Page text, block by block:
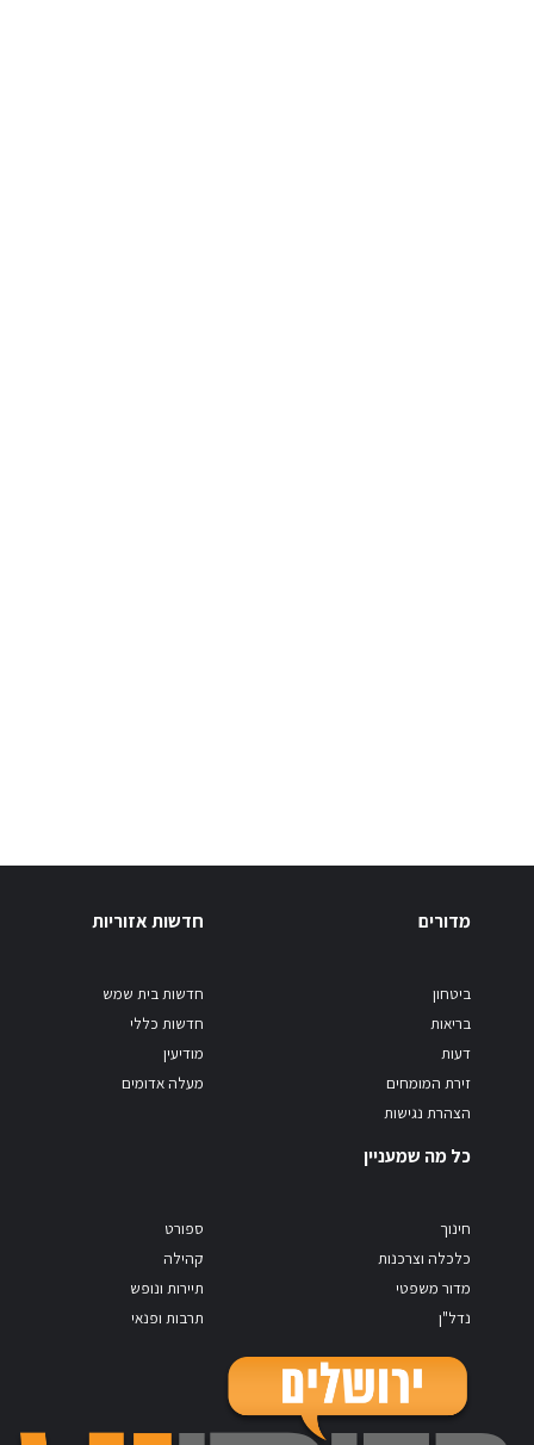
מדורים
ביטחון
בריאות
דעות
זירת המומחים
הצהרת נגישות
חדשות אזוריות
חדשות בית שמש
חדשות כללי
מודיעין
מעלה אדומים
כל מה שמעניין
חינוך
כלכלה וצרכנות
מדור משפטי
נדל"ן
ספורט
קהילה
תיירות ונופש
תרבות ופנאי